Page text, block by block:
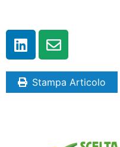
Stampa Articolo